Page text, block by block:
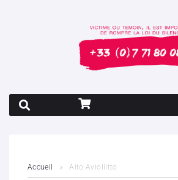
Accueil Aito Avioliitto